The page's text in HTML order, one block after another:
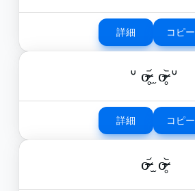
詳細 コピー
ᐡ o̴̶̷̥᷄ ̫ o̴̶̷̥᷅ ᐡ
詳細 コピー
o̴̶̷᷄ ̫ o̴̶̷̥᷅